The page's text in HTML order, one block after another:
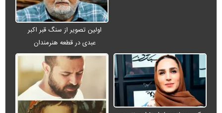
اولین تصویر از سنگ قبر اکبر
عبدی در قطعه هنرمندان